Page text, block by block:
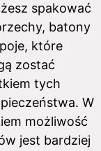
spakować
batony
które
zostać
tych
W
możliwość
jest bardziej